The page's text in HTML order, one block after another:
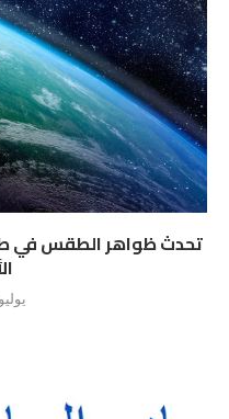
تحدث ظواهر الطقس في
يوليو 30,